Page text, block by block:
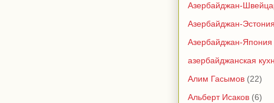
Азербайджан-
Азербайджан-Эстония
Азербайджан-Япония
азербайджанская
Алим Гасымов (22)
Альберт Исаков (6)